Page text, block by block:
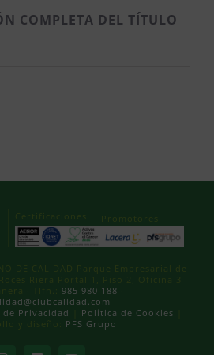
COMPLETA DEL TÍTULO
Certificaciones Promotores
DE CALIDAD Parque Empresarial de
Riera Portal 1, Piso 2, Oficina 3
· Tlfn.: 985 980 188
Privacidad Política de Cookies
y diseño:
PFS Grupo